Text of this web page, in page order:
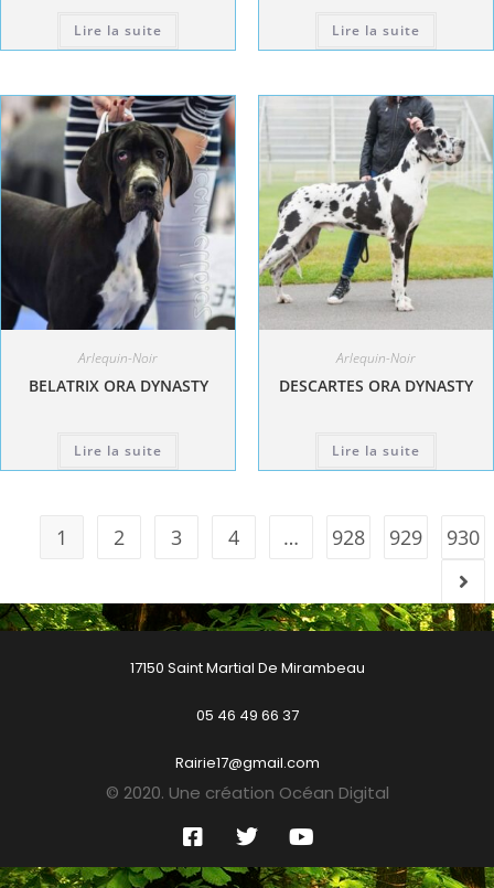
Lire la suite Lire la suite
Arlequin-Noir
BELATRIX ORA DYNASTY
Lire la suite
Arlequin-Noir
DESCARTES ORA DYNASTY
Lire la suite
1 2 3 4 … 928 929 930
17150 Saint Martial De Mirambeau
05 46 49 66 37
Rairie17@gmail.com
© 2020. Une création Océan Digital